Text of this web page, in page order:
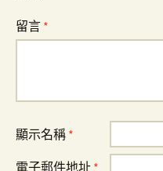
留言 *
顯示名稱 *
電子郵件地址 *